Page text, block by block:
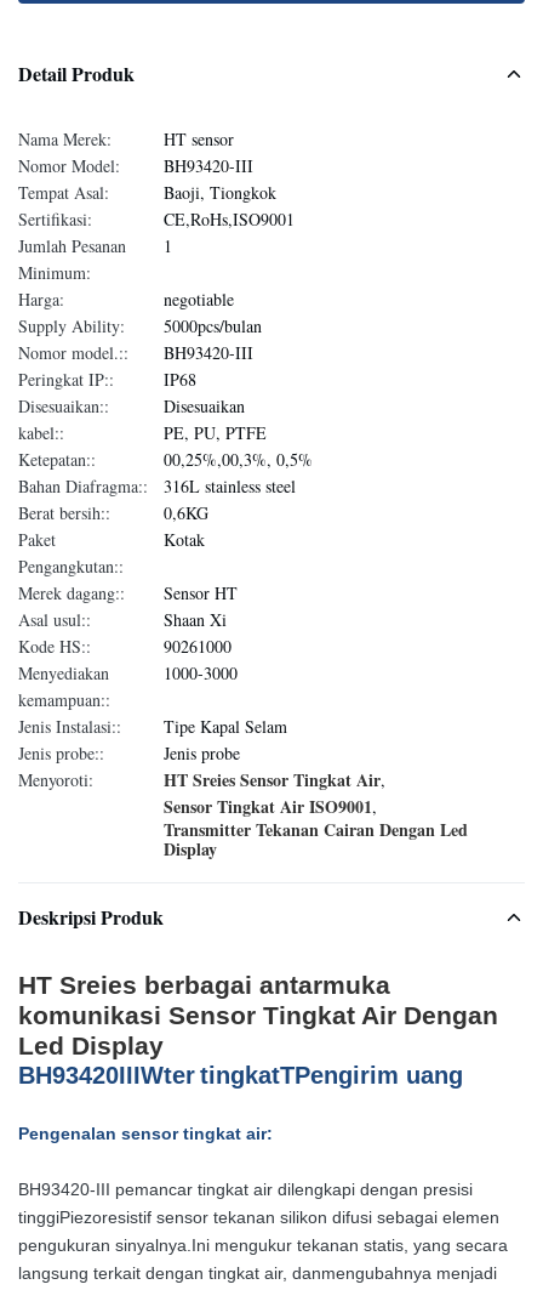
Detail Produk
Nama Merek:
HT sensor
Nomor Model:
BH93420-III
Tempat Asal:
Baoji, Tiongkok
Sertifikasi:
CE,RoHs,ISO9001
Jumlah Pesanan
Minimum:
1
Harga:
negotiable
Supply Ability:
5000pcs/bulan
Nomor model.::
BH93420-III
Peringkat IP::
IP68
Disesuaikan::
Disesuaikan
kabel::
PE, PU, ​​PTFE
Ketepatan::
00,25%,00,3%, 0,5%
Bahan Diafragma::
316L stainless steel
Berat bersih::
0,6KG
Paket
Pengangkutan::
Kotak
Merek dagang::
Sensor HT
Asal usul::
Shaan Xi
Kode HS::
90261000
Menyediakan
kemampuan::
1000-3000
Jenis Instalasi::
Tipe Kapal Selam
Jenis probe::
Jenis probe
Menyoroti:
HT Sreies Sensor Tingkat Air,
Sensor Tingkat Air ISO9001,
Transmitter Tekanan Cairan Dengan Led
Display
Deskripsi Produk
HT Sreies berbagai antarmuka
komunikasi Sensor Tingkat Air Dengan
Led Display
BH93420IIIWtertingkatTPengirim uang
Pengenalan sensor tingkat air:
BH93420-III pemancar tingkat air dilengkapi dengan presisi
tinggiPiezoresistif sensor tekanan silikon difusi sebagai elemen
pengukuran sinyalnya. Ini mengukur tekanan statis, yang secara
langsung terkait dengan tingkat air, danmengubahnya menjadi